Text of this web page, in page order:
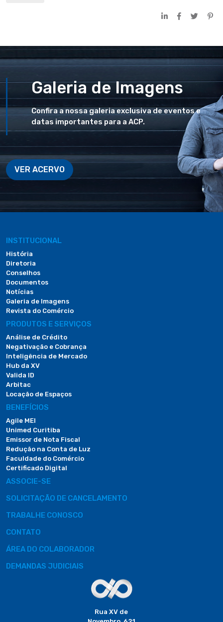
Galeria de Imagens
Confira a nossa galeria exclusiva de eventos e
datas importantes para a ACP.
VER ACERVO
INSTITUCIONAL
História
Diretoria
Conselhos
Documentos
Notícias
Galeria de Imagens
Revista do Comércio
PRODUTOS E SERVIÇOS
Análise de Crédito
Negativação e Cobrança
Inteligência de Mercado
Hub da XV
Valida ID
Arbitac
Locação de Espaços
BENEFÍCIOS
Agile MEI
Unimed Curitiba
Emissor de Nota Fiscal
Redução na Conta de Luz
Faculdade do Comércio
Certificado Digital
ASSOCIE-SE
SOLICITAÇÃO DE CANCELAMENTO
TRABALHE CONOSCO
CONTATO
ÁREA DO COLABORADOR
DEMANDAS JUDICIAIS
Rua XV de